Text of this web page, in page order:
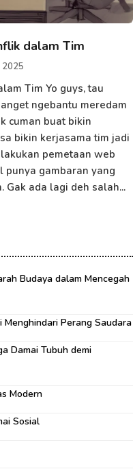
dalam Tim
Tim Yo guys, tau
ngebantu meredam
cuman buat bikin
bikin kerjasama tim jadi
pemetaan web
punya gambaran yang
Gak ada lagi deh salah...
Budaya dalam Mencegah
Perang Saudara
Damai Tubuh demi
Modern
Sosial